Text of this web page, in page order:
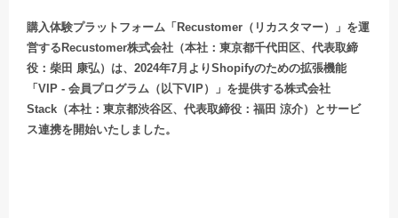
購入体験プラットフォーム「Recustomer（リカスタマー）」を運
営するRecustomer株式会社（本社：東京都千代田区、代表取締
役：柴田 康弘）は、2024年7月よりShopifyのための拡張機能
「VIP - 会員プログラム（以下VIP）」を提供する株式会社
Stack（本社：東京都渋谷区、代表取締役：福田 涼介）とサービ
ス連携を開始いたしました。